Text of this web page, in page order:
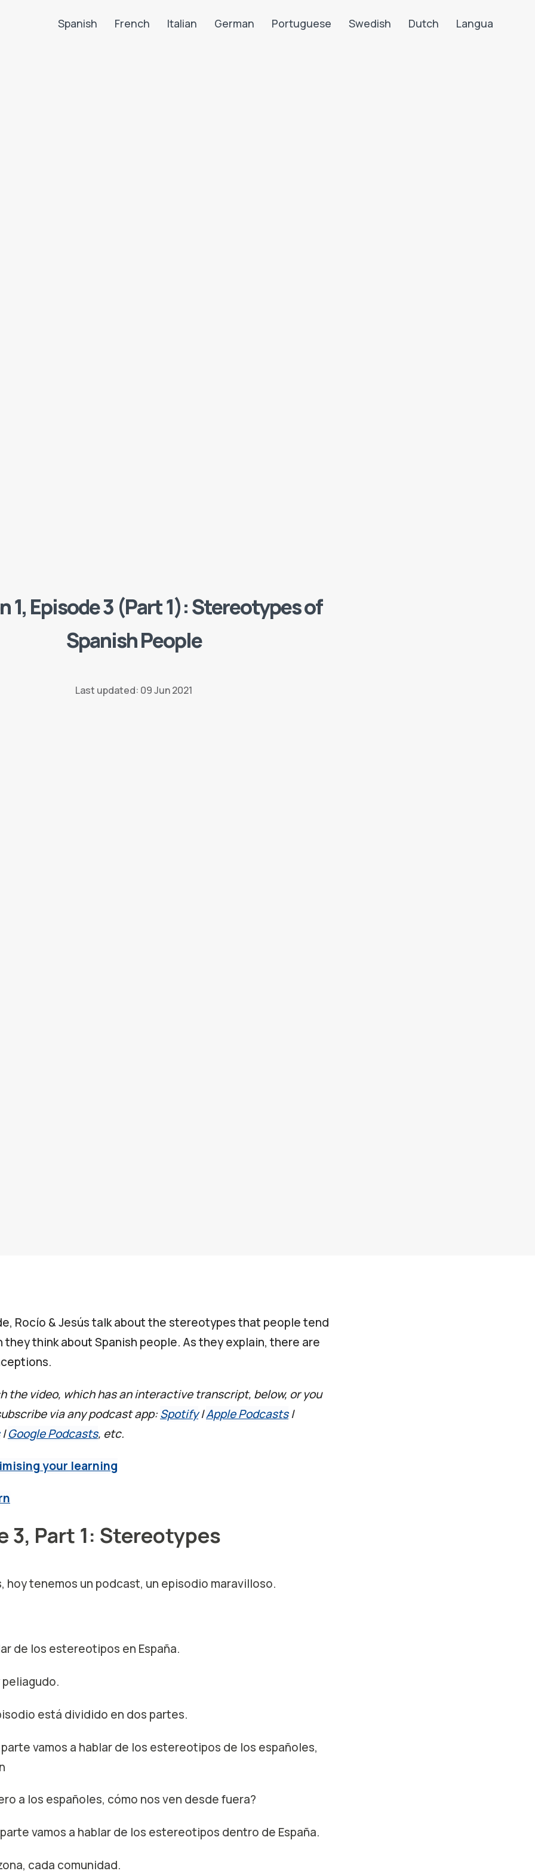
Spanish French Italian German Portuguese Swedish Dutch Langua
1, Episode 3 (Part 1): Stereotypes of
Spanish People
Last updated: 09 Jun 2021
Rocío & Jesús talk about the stereotypes that people tend
they think about Spanish people. As they explain, there are
the video, which has an interactive transcript, below, or you
via any podcast app:Spotify|Apple Podcasts|
|Google Podcasts, etc.
your learning
3, Part 1: Stereotypes
hoy tenemos un podcast, un episodio maravilloso.
de los estereotipos en España.
peliagudo.
está dividido en dos partes.
parte vamos a hablar de los estereotipos de los españoles,
a los españoles, cómo nos ven desde fuera?
vamos a hablar de los estereotipos dentro de España.
cada comunidad.